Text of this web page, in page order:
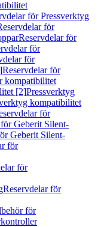
för Pressverktyg
för
Reservdelar för
för
för
Reservdelar för
kompatibilitet
[2]Pressverktyg
kompatibilitet
för
Geberit Silent-
Geberit Silent-
för
för
Reservdelar för
för